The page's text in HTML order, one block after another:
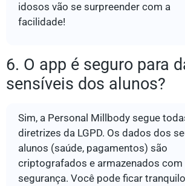
idosos vão se surpreender com a
facilidade!
6. O app é seguro para
sensíveis dos alunos?
Sim, a Personal Millbody segue
diretrizes da LGPD. Os dados dos
alunos (saúde, pagamentos) são
criptografados e armazenados com
segurança. Você pode ficar